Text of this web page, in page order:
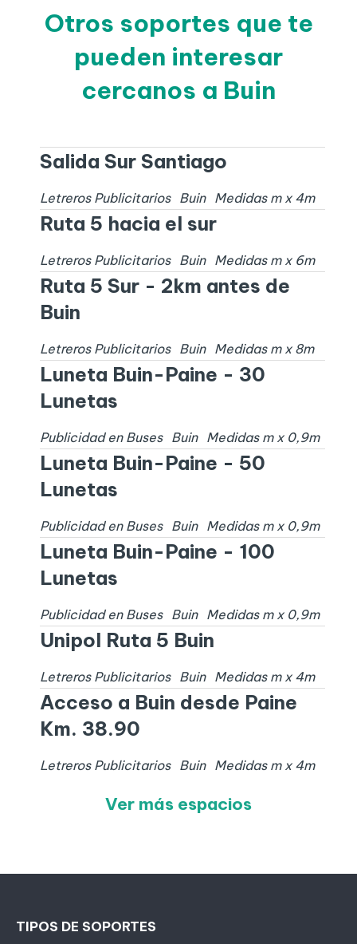
Otros soportes que te
pueden interesar
cercanos a Buin
Salida Sur Santiago
Letreros Publicitarios Buin Medidas m x 4m
Ruta 5 hacia el sur
Letreros Publicitarios Buin Medidas m x 6m
Ruta 5 Sur - 2km antes de
Buin
Letreros Publicitarios Buin Medidas m x 8m
Luneta Buin-Paine - 30
Lunetas
Publicidad en Buses Buin Medidas m x 0,9m
Luneta Buin-Paine - 50
Lunetas
Publicidad en Buses Buin Medidas m x 0,9m
Luneta Buin-Paine - 100
Lunetas
Publicidad en Buses Buin Medidas m x 0,9m
Unipol Ruta 5 Buin
Letreros Publicitarios Buin Medidas m x 4m
Acceso a Buin desde Paine
Km. 38.90
Letreros Publicitarios Buin Medidas m x 4m
Ver más espacios
TIPOS DE SOPORTES